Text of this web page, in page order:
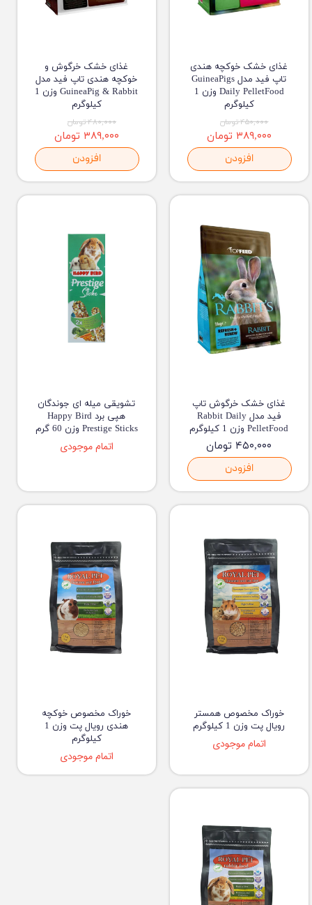
غذای خشک خوکچه هندی
تاپ فید مدل GuineaPigs
Daily PelletFood وزن 1
کیلوگرم
۴۵۰,۰۰۰ تومان
۳۸۹,۰۰۰ تومان
افزودن
غذای خشک خرگوش و
خوکچه هندی تاپ فید مدل
GuineaPig & Rabbit وزن 1
کیلوگرم
۴۸۰,۰۰۰ تومان
۳۸۹,۰۰۰ تومان
افزودن
غذای خشک خرگوش تاپ
فید مدل Rabbit Daily
PelletFood وزن 1 کیلوگرم
۴۵۰,۰۰۰ تومان
افزودن
تشویقی میله ای جوندگان
هپی برد Happy Bird
Prestige Sticks وزن 60 گرم
اتمام موجودی
خوراک مخصوص همستر
رویال پت وزن 1 کیلوگرم
اتمام موجودی
خوراک مخصوص خوکچه
هندی رویال پت وزن 1
کیلوگرم
اتمام موجودی